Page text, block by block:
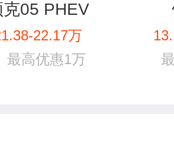
克05 PHEV
22.17万
最高优惠1万